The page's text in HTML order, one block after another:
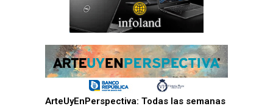
ArteUyEnPerspectiva: Todas las semanas